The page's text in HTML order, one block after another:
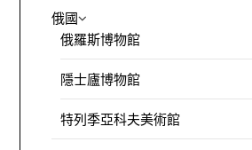
俄國
俄羅斯博物館
隱士廬博物館
特列季亞科夫美術館